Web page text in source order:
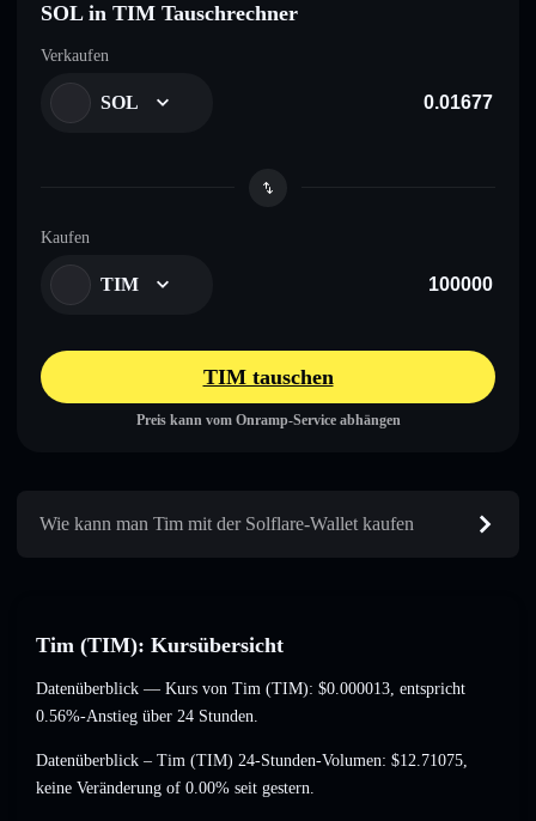
SOL in TIM Tauschrechner
Verkaufen
SOL
Kaufen
TIM
TIM tauschen
Preis kann vom Onramp-Service abhängen
Wie kann man Tim mit der Solflare-Wallet kaufen
Tim (TIM): Kursübersicht
Datenüberblick — Kurs von Tim (TIM): $0.000013, entspricht
0.56%-Anstieg über 24 Stunden.
Datenüberblick – Tim (TIM) 24-Stunden-Volumen: $12.71075,
keine Veränderung of 0.00% seit gestern.